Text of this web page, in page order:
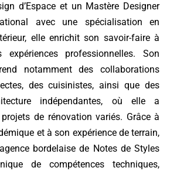
d’Espace et un Mastère Designer
avec une spécialisation en
elle enrichit son savoir-faire à
expériences professionnelles. Son
notamment des collaborations
des cuisinistes, ainsi que des
indépendantes, où elle a
de rénovation variés. Grâce à
et à son expérience de terrain,
bordelaise de Notes de Styles
de compétences techniques,